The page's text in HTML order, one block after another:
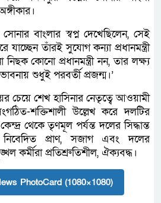
বাংলার স্বপ্ন দেখেছিলেন, সেই
যাচ্ছেন তাঁরই সুযোগ কন্যা প্রধানমন্ত্রী
নিছক কোনো প্রধানমন্ত্রী নন, তার লক্ষ্য
শুধুই পরবর্তী প্রজন্ম।’
চেয়ে শেখ হাসিনার নেতৃত্বে আওয়ামী
শক্তিশালী উল্লেখ করে দলটির
থেকে তৃণমূল পর্যন্ত দলের সিদ্ধান্ত
নিবেদিত প্রাণ, সজাগ এবং দলের
কর্মীরা প্রতিশ্রুতিশীল, ঐক্যবদ্ধ।
PhotoCard (1080×1080)